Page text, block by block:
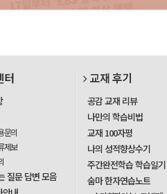
터
문의
제보
질문 답변 모음
교재 후기
공감 교재 리뷰
나만의 학습비법
교재 100자평
나의 성적향상수기
주간완전학습 학습일기
숨마 한자연습노트